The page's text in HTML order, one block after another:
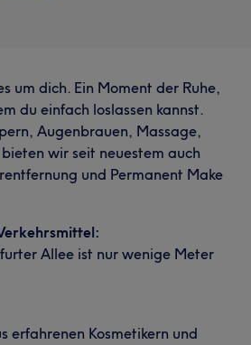
um dich. Ein Moment der Ruhe,
du einfach loslassen kannst.
Augenbrauen, Massage,
wir seit neuestem auch
und Permanent Make
Allee ist nur wenige Meter
erfahrenen Kosmetikern und